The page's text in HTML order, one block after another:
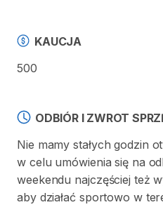
KAUCJA
500
ODBIÓR I ZWROT
Nie mamy stałych godzin
w celu umówienia się na
weekendu najczęściej też
aby działać sportowo w